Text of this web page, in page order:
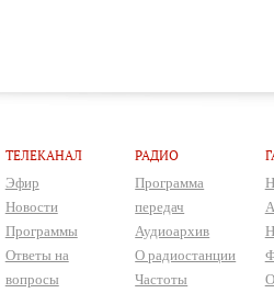
ТЕЛЕКАНАЛ
Эфир
Новости
Программы
Ответы на
вопросы
РАДИО
Программа
передач
Аудиоархив
О радиостанции
Частоты